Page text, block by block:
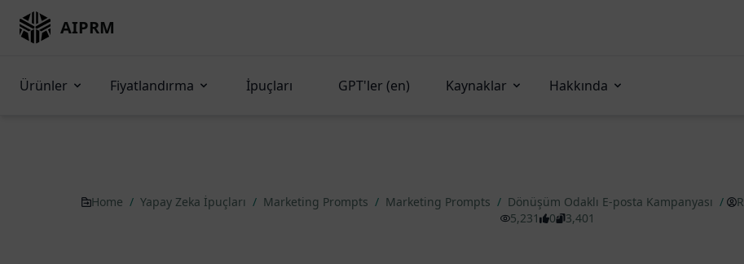
AIPRM
Ürünler Fiyatlandırma İpuçları GPT'ler (en) Kaynaklar Hakkında
Home / Yapay Zeka İpuçları / Marketing Prompts / Marketing Prompts / Dönüşüm Odaklı E-posta Kampanyası /
5,231
0 3,401